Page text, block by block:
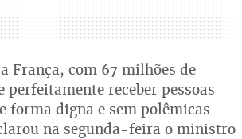
França, com 67 milhões de
perfeitamente receber pessoas
forma digna e sem polêmicas
na segunda-feira o ministro